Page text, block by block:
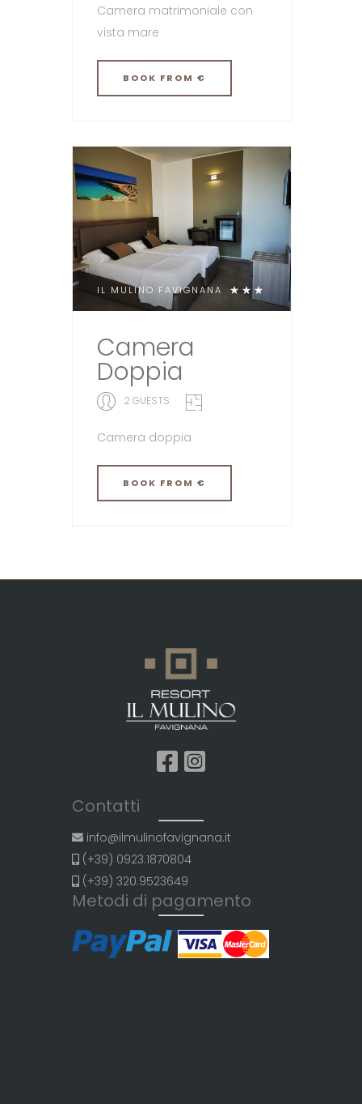
Camera matrimoniale con
vista mare
BOOK FROM €
IL MULINO FAVIGNANA
Camera
Doppia
2 GUESTS
Camera doppia
BOOK FROM €
Contatti
info@ilmulinofavignana.it
(+39) 0923.1870804
(+39) 320.9523649
Metodi di pagamento